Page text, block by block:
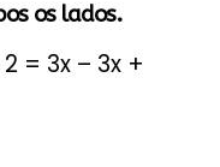
os lados.
= 3x – 3x +